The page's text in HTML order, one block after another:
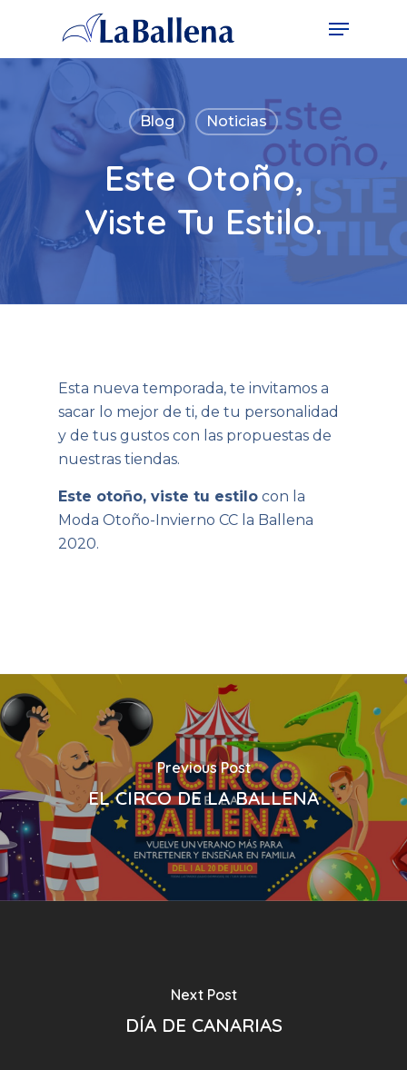
Blog Noticias
Este Otoño,
Viste Tu Estilo.
Esta nueva temporada, te invitamos a
sacar lo mejor de ti, de tu personalidad
y de tus gustos con las propuestas de
nuestras tiendas.
Este otoño, viste tu estilo con la
Moda Otoño-Invierno CC la Ballena
2020.
Previous Post
EL CIRCO DE LA BALLENA
Next Post
DÍA DE CANARIAS